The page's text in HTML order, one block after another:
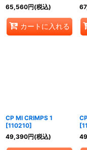
65,560円(税込)
カートに入れる
CP MI CRIMPS 1
[110210]
49,390円(税込)
[